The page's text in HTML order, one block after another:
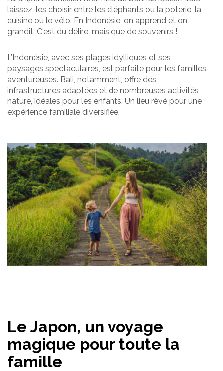
laissez-les choisir entre les éléphants ou la poterie, la
cuisine ou le vélo. En Indonésie, on apprend et on
grandit. C'est du délire, mais que de souvenirs !
L’Indonésie, avec ses plages idylliques et ses
paysages spectaculaires, est parfaite pour les familles
aventureuses. Bali, notamment, offre des
infrastructures adaptées et de nombreuses activités
nature, idéales pour les enfants. Un lieu rêvé pour une
expérience familiale diversifiée.
Le Japon, un voyage
magique pour toute la
famille